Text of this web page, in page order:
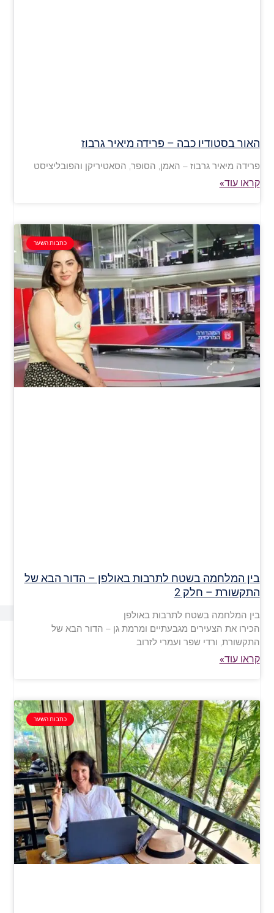
האור בסטודיו כבה – פרידה מיאיר גרבוז
פרידה מיאיר גרבוז – האמן, הסופר, הסאטיריקן והפובליציסט
קראו עוד»
כתבות השער
בין המלחמה בשטח לתרבות באולפן – הדור הבא של
התקשורת – חלק 2
בין המלחמה בשטח לתרבות באולפן
הכירו את הצעירים מגבעתיים ומרמת גן – הדור הבא של
התקשורת, ורדי שפר ועמרי לזרוב
קראו עוד»
כתבות השער